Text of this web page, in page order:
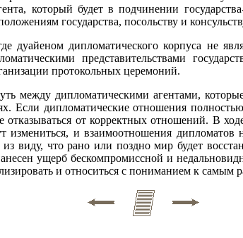
который будет в подчинении
государства, посольству и
дуайеном дипломатического корпуса не
представительствами
протокольных церемоний.
между дипломатическими агентами,
Если дипломатические отношения
от корректных отношений. В
измениться, и взаимоотношения
виду, что рано или поздно мир будет
ущерб бескомпромиссной и
и относиться с пониманием к